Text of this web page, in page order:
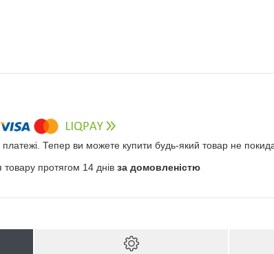
платежі. Тепер ви можете купити будь-який товар не
протягом 14 днів за домовленістю